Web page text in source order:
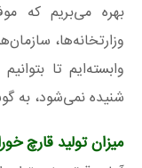
بهره می‌بریم که
وزارتخانه‌ها،
وابسته‌ایم تا
شنیده نمی‌شود، به
میزان تولید قارچ